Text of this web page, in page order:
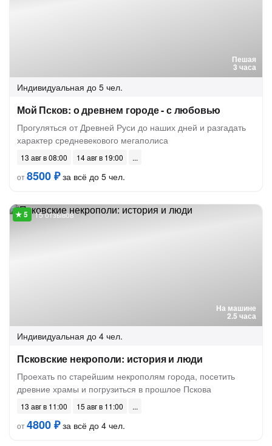
Пешая
3 часа
Индивидуальная до 5 чел.
Мой Псков: о древнем городе - с любовью
Прогуляться от Древней Руси до наших дней и разгадать
характер средневекового мегаполиса
13 авг в 08:00
14 авг в 19:00
от8500 ₽за всё до 5 чел.
На машине
2.5 часа
15 отзывов
Индивидуальная до 4 чел.
Псковские некрополи: история и люди
Проехать по старейшим некрополям города, посетить
древние храмы и погрузиться в прошлое Пскова
13 авг в 11:00
15 авг в 11:00
от4800 ₽за всё до 4 чел.